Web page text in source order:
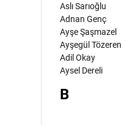
Aslı Sarıoğlu
Adnan Genç
Ayşe Şaşmazel
Ayşegül Tözeren
Adil Okay
Aysel Dereli
B